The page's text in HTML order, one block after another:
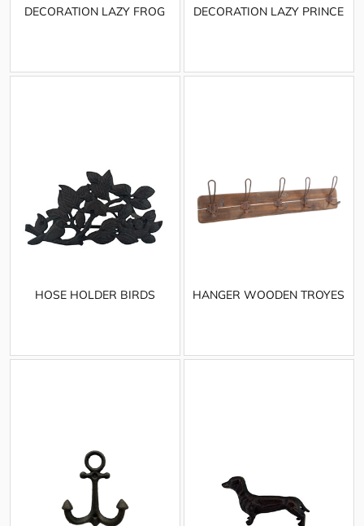
DECORATION LAZY FROG DECORATION LAZY PRINCE
HOSE HOLDER BIRDS HANGER WOODEN TROYES